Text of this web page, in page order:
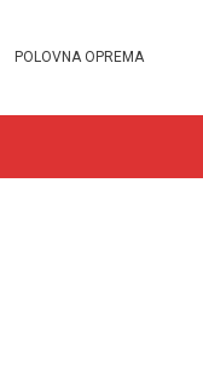
POLOVNA OPREMA